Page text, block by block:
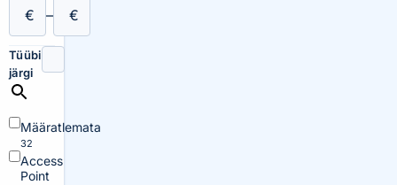
€ – €
Tüübi
järgi
Määratlemata
32
Access
Point